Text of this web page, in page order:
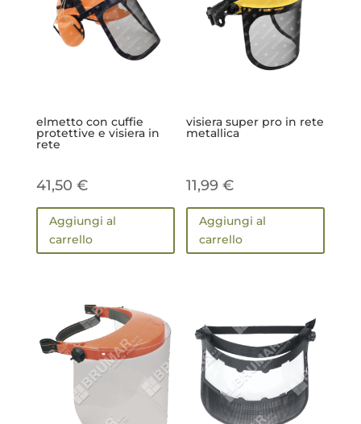
elmetto con cuffie
protettive e visiera in
rete
41,50 €
Aggiungi al
carrello
visiera super pro in rete
metallica
11,99€
Aggiungi al
carrello